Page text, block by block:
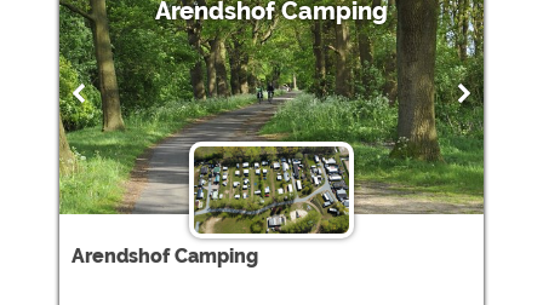
Arendshof Camping
Arendshof Camping